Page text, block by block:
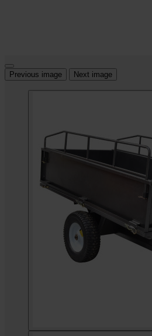
Previous image Next image